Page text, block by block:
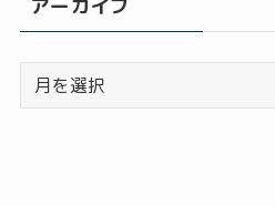
アーカイブ
ー